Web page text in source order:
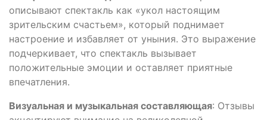
описывают спектакль как «укол настоящим
зрительским счастьем», который поднимает
настроение и избавляет от уныния. Это выражение
подчеркивает, что спектакль вызывает
положительные эмоции и оставляет приятные
впечатления.
Визуальная и музыкальная составляющая: Отзывы